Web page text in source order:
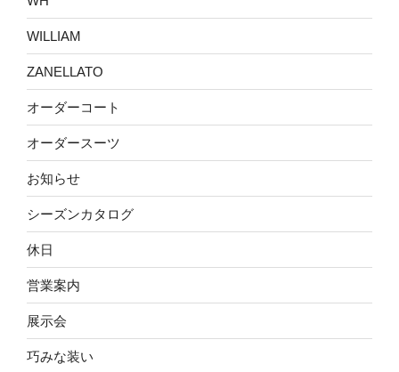
WILLIAM
ZANELLATO
オーダーコート
オーダースーツ
お知らせ
シーズンカタログ
休日
営業案内
展示会
巧みな装い